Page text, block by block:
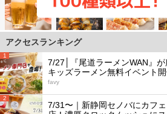
アクセスランキング
1
7/27│『尾道ラーメンWAN』が
キッズラーメン無料イベント
favy
2
7/31〜｜新静岡セノバにカフ